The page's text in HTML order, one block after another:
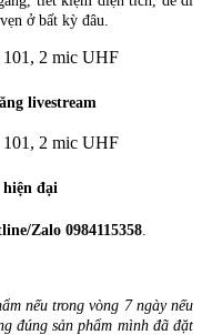
ở bất kỳ đâu.
livestream
đại
Zalo 0984115358
nếu trong vòng 7 ngày nếu
đúng sản phẩm mình đã đặt